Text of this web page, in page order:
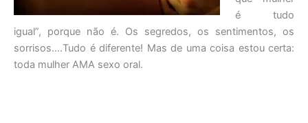
é tudo
igual”, porque não é. Os segredos, os sentimentos, os
sorrisos….Tudo é diferente! Mas de uma coisa estou certa:
toda mulher AMA sexo oral.